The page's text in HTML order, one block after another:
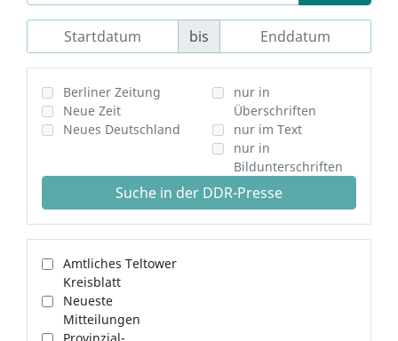
bis
Berliner Zeitung
Neue Zeit
Neues Deutschland
nur in
Überschriften
nur im Text
nur in
Bildunterschriften
Suche in der DDR-Presse
Amtliches Teltower
Kreisblatt
Neueste
Mitteilungen